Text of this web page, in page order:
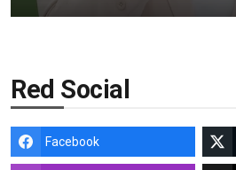
Red Social
Facebook